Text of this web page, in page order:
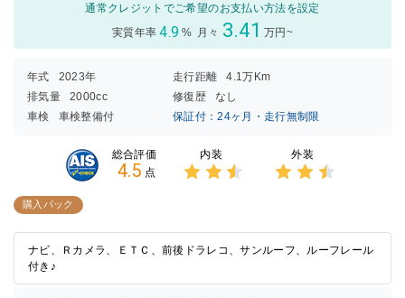
通常クレジットでご希望のお支払い方法を設定
実質年率 4.9 % 月々 3.41 万円~
年式 2023年 走行距離
4.1万Km
排気量
2000cc 修復歴
なし
車検
車検整備付 保証付：24ヶ月・走行無制限
総合評価
4.5 点
内装 外装
購入パック
ナビ、Ｒカメラ、ＥＴＣ、前後ドラレコ、サンルーフ、ルーフレール
付き♪